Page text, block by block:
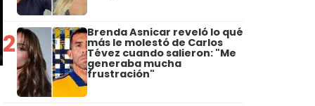
2 Brenda Asnicar reveló lo qué
más le molestó de Carlos
Tévez cuando salieron: "Me
generaba mucha
frustración"